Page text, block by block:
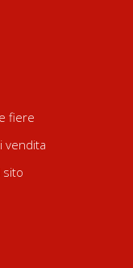
fiere
vendita
sito